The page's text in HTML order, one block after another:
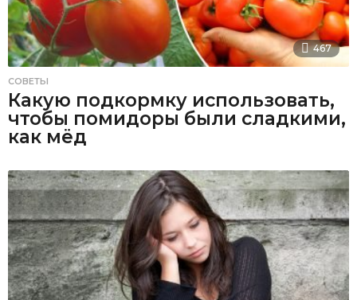
467
СОВЕТЫ
Какую подкормку использовать,
чтобы помидоры были сладкими,
как мёд